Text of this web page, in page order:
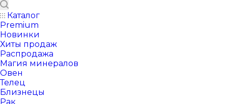
Каталог
Premium
Новинки
Хиты продаж
Распродажа
Магия минералов
Овен
Телец
Близнецы
Рак